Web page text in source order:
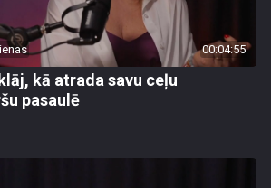
00:04:55
kā atrada savu ceļu
pasaulē